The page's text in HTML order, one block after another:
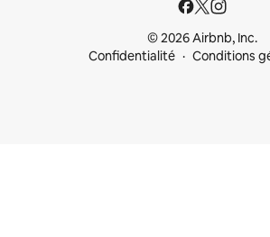
© 2026 Airbnb, Inc.
Confidentialité
Conditions